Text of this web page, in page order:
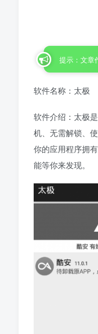
提示：文章
软件名称：太极
软件介绍：太极
机、无需解锁、
你的应用程序拥
能等你来发现。